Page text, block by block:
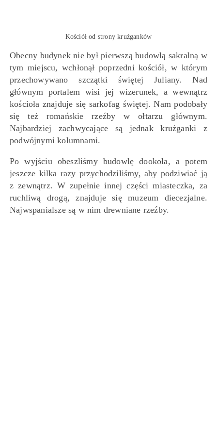
Kościół od strony krużganków
Obecny budynek nie był pierwszą budowlą sakralną w
tym miejscu, wchłonął poprzedni kościół, w którym
przechowywano szczątki świętej Juliany. Nad
głównym portalem wisi jej wizerunek, a wewnątrz
kościoła znajduje się sarkofag świętej. Nam podobały
się też romańskie rzeźby w ołtarzu głównym.
Najbardziej zachwycające są jednak krużganki z
podwójnymi kolumnami.
Po wyjściu obeszliśmy budowlę dookoła, a potem
jeszcze kilka razy przychodziliśmy, aby podziwiać ją
z zewnątrz. W zupełnie innej części miasteczka, za
ruchliwą drogą, znajduje się muzeum diecezjalne.
Najwspanialsze są w nim drewniane rzeźby.